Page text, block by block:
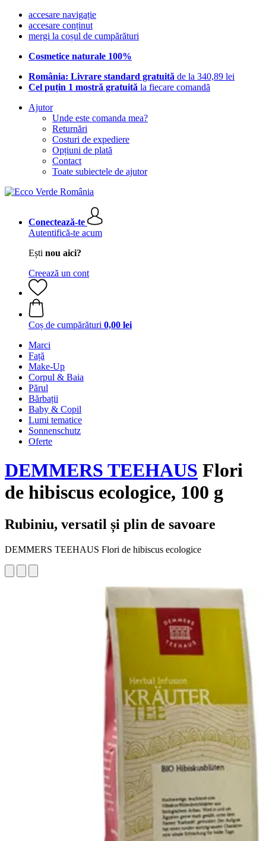
accesare navigație
accesare conținut
mergi la coșul de cumpărături
Cosmetice naturale 100%
România: Livrare standard gratuită de la 340,89 lei
Cel puțin 1 mostră gratuită la fiecare comandă
Ajutor
Unde este comanda mea?
Returnări
Costuri de expediere
Opțiuni de plată
Contact
Toate subiectele de ajutor
Conectează-te
Autentifică-te acum
Ești nou aici?
Creează un cont
Coș de cumpărături 0,00 lei
Marci
Față
Make-Up
Corpul & Baia
Părul
Bărbații
Baby & Copil
Lumi tematice
Sonnenschutz
Oferte
DEMMERS TEEHAUS Flori
de hibiscus ecologice, 100 g
Rubiniu, versatil și plin de savoare
DEMMERS TEEHAUS Flori de hibiscus ecologice